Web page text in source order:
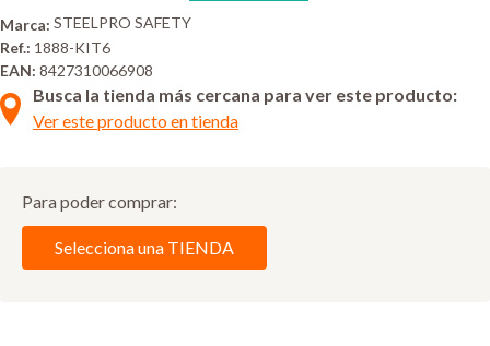
Marca: STEELPRO SAFETY
Ref.: 1888-KIT6
EAN: 8427310066908
Busca la tienda más cercana para ver este producto:
Ver este producto en tienda
Para poder comprar:
Selecciona una TIENDA